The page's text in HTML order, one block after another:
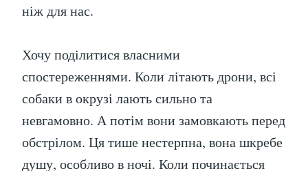
ніж для нас.
Хочу поділитися власними
спостереженнями. Коли літають дрони, всі
собаки в окрузі лають сильно та
невгамовно. А потім вони замовкають перед
обстрілом. Ця тише нестерпна, вона шкребе
душу, особливо в ночі. Коли починається